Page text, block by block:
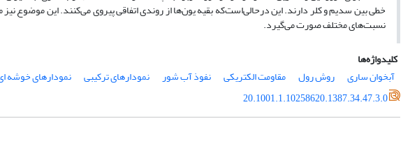
خطی بین سدیم و کلر دارند. این درحالی‌است‌که بقیه یون‌ها از روندی اتفاقی پیروی می‌کنند. این موضوع
نسبت‌های مختلف صورت می‌گیرد.
کلیدواژه‌ها
آبخوان ساری
روش رول مقاومت الکتریکی نفوذ آب شور نمودارهای ترکیبی نمودارهای خوشه
20.1001.1.10258620.1387.34.47.3.0